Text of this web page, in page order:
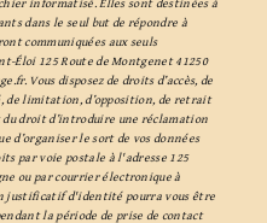
dans le seul but de répondre à
communiquées aux seuls
Éloi 125 Route de Montgenet 41250
Vous disposez de droits d’accès, de
de limitation, d’opposition, de retrait
droit d’introduire une réclamation
d’organiser le sort de vos données
par voie postale à l'adresse 125
ou par courrier électronique à
justificatif d'identité pourra vous être
la période de prise de contact